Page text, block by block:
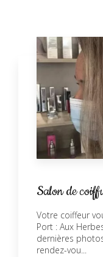
Salon de
Votre coiffeur
Port : Aux
dernières
rendez-vou...